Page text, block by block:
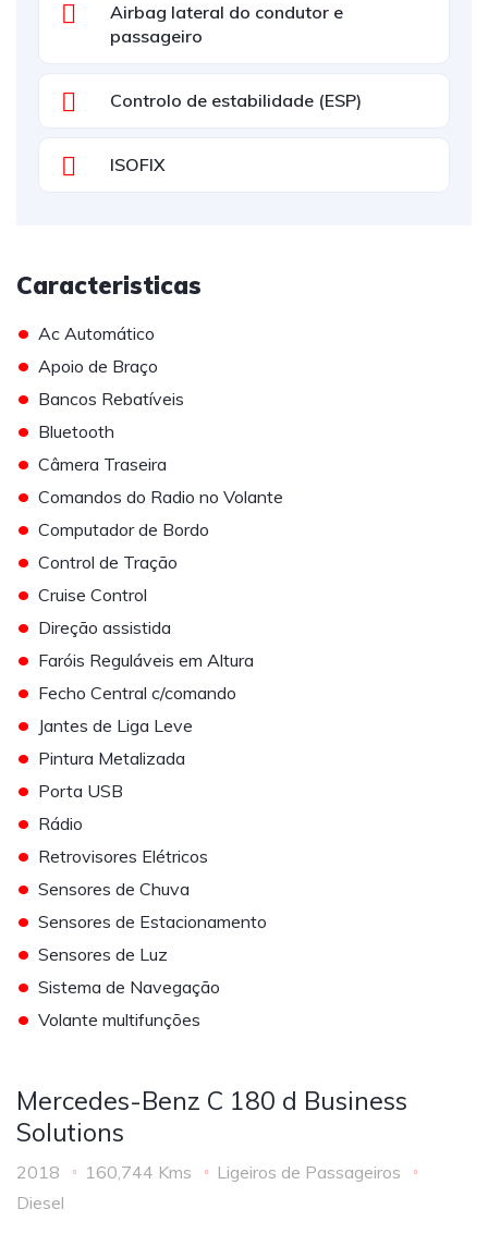
Airbag lateral do condutor e
passageiro
Controlo de estabilidade (ESP)
ISOFIX
Caracteristicas
• Ac Automático
• Apoio de Braço
• Bancos Rebatíveis
• Bluetooth
• Câmera Traseira
• Comandos do Radio no Volante
• Computador de Bordo
• Control de Tração
• Cruise Control
• Direção assistida
• Faróis Reguláveis em Altura
• Fecho Central c/comando
• Jantes de Liga Leve
• Pintura Metalizada
• Porta USB
• Rádio
• Retrovisores Elétricos
• Sensores de Chuva
• Sensores de Estacionamento
• Sensores de Luz
• Sistema de Navegação
• Volante multifunções
Mercedes-Benz C 180 d Business
Solutions
2018 160,744 Kms
Ligeiros de Passageiros
Diesel